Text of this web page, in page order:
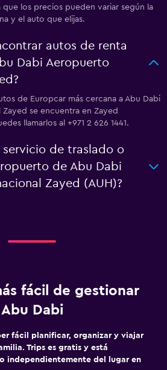
los precios pueden variar según la
y el auto que elijas.
autos de renta
Dabi Aeropuerto
de Europcar más cercana a Abu Dabi
se encuentra en Zayed
llamarlos al +971 2 626 1441.
servicio de traslado o
de Abu Dabi
Zayed (AUH)?
fácil de gestionar
Dabi
fácil planificar, organizar y viajar
Trips es gratis y está
independientemente del lugar en